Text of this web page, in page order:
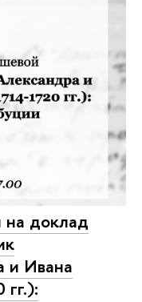
на доклад
и Ивана